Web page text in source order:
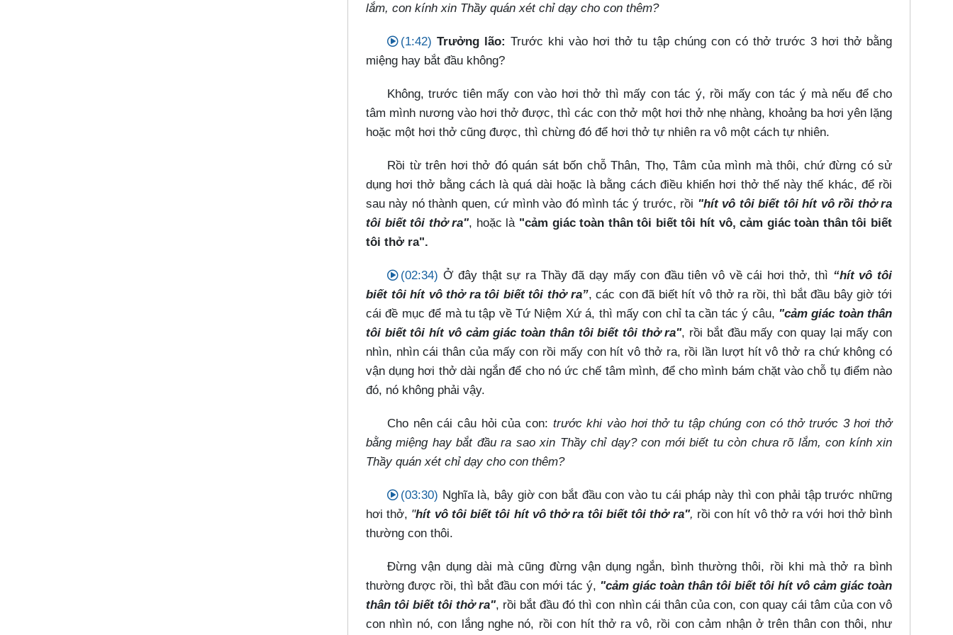
lắm, con kính xin Thầy quán xét chỉ dạy cho con thêm?
(1:42) Trưởng lão: Trước khi vào hơi thở tu tập chúng con có thở trước 3 hơi thở bằng
miệng hay bắt đầu không?
Không, trước tiên mấy con vào hơi thở thì mấy con tác ý, rồi mấy con tác ý mà nếu để cho
tâm mình nương vào hơi thở được, thì các con thở một hơi thở nhẹ nhàng, khoảng ba hơi yên lặng
hoặc một hơi thở cũng được, thì chừng đó để hơi thở tự nhiên ra vô một cách tự nhiên.
Rồi từ trên hơi thở đó quán sát bốn chỗ Thân, Thọ, Tâm của mình mà thôi, chứ đừng có sử
dụng hơi thở bằng cách là quá dài hoặc là bằng cách điều khiển hơi thở thế này thế khác, để rồi
sau này nó thành quen, cứ mình vào đó mình tác ý trước, rồi "hít vô tôi biết tôi hít vô rồi thở ra
tôi biết tôi thở ra", hoặc là "cảm giác toàn thân tôi biết tôi hít vô, cảm giác toàn thân tôi biết
tôi thở ra".
(02:34) Ở đây thật sự ra Thầy đã dạy mấy con đầu tiên vô về cái hơi thở, thì “hít vô tôi
biết tôi hít vô thở ra tôi biết tôi thở ra”, các con đã biết hít vô thở ra rồi, thì bắt đầu bây giờ tới
cái đề mục để mà tu tập về Tứ Niệm Xứ á, thì mấy con chỉ ta cần tác ý câu, "cảm giác toàn thân
tôi biết tôi hít vô cảm giác toàn thân tôi biết tôi thở ra", rồi bắt đầu mấy con quay lại mấy con
nhìn, nhìn cái thân của mấy con rồi mấy con hít vô thở ra, rồi lần lượt hít vô thở ra chứ không có
vận dụng hơi thở dài ngắn để cho nó ức chế tâm mình, để cho mình bám chặt vào chỗ tụ điểm nào
đó, nó không phải vậy.
Cho nên cái câu hỏi của con: trước khi vào hơi thở tu tập chúng con có thở trước 3 hơi thở
bằng miệng hay bắt đầu ra sao xin Thầy chỉ dạy? con mới biết tu còn chưa rõ lắm, con kính xin
Thầy quán xét chỉ dạy cho con thêm?
(03:30) Nghĩa là, bây giờ con bắt đầu con vào tu cái pháp này thì con phải tập trước những
hơi thở, "hít vô tôi biết tôi hít vô thở ra tôi biết tôi thở ra", rồi con hít vô thở ra với hơi thở bình
thường con thôi.
Đừng vận dụng dài mà cũng đừng vận dụng ngắn, bình thường thôi, rồi khi mà thở ra bình
thường được rồi, thì bắt đầu con mới tác ý, "cảm giác toàn thân tôi biết tôi hít vô cảm giác toàn
thân tôi biết tôi thở ra", rồi bắt đầu đó thì con nhìn cái thân của con, con quay cái tâm của con vô
con nhìn nó, con lắng nghe nó, rồi con hít thở ra vô, rồi con cảm nhận ở trên thân con thôi, như